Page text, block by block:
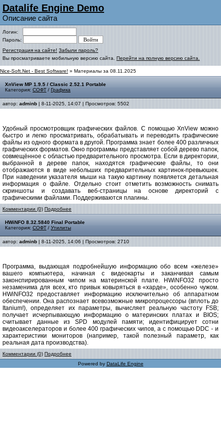
Datalife Engine Demo
Описание сайта
Логин:
Пароль:
Регистрация на сайте! Забыли пароль?
Вы просматриваете мобильную версию сайта. Перейти на полную версию сайта.
Nice-Soft.Net - Best Software! » Материалы за 08.11.2025
XnView MP 1.9.5 / Classic 2.52.1 Portable
Категория: СОФТ / Графика
автор: adminb | 8-11-2025, 14:07 | Просмотров: 5502
Удобный просмотровщик графических файлов. С помощью XnView можно
быстро и легко просматривать, обрабатывать и переводить графические
файлы из одного формата в другой. Программа знает более 400 различных
графических форматов. Окно программы представляет собой дерево папок,
совмещённое с областью предварительного просмотра. Если в директории,
выбранной в дереве папок, находятся графические файлы, то они
отображаются в виде небольших предварительных картинок-превьюшек.
При наведении указателя мыши на такую картинку появляется детальная
информация о файле. Отдельно стоит отметить возможность снимать
скриншоты и создавать веб-страницы на основе директорий с
графическими файлами. Поддерживаются плагины.
Комментарии (0) Подробнее
HWiNFO 8.32.5840 Final Portable
Категория: СОФТ / Утилиты
автор: adminb | 8-11-2025, 14:06 | Просмотров: 2710
Программа, выдающая подробнейшую информацию обо всем «железе»
вашего компьютера, начиная с видеокарты и заканчивая самым
законспирированным чипом на материнской плате. HWiNFO32 просто
незаменима для всех, кто привык ковыряться в «харде», особенно чужом.
HWiNFO32 предоставляет информацию исключительно об аппаратном
обеспечении. Она распознает всевозможные микропроцессоры (вплоть до
Itanium!), определяет их параметры, вычисляет реальную частоту FSB;
получает исчерпывающую информацию о материнских платах и BIOS;
считывает данные из SPD модулей памяти; идентифицирует сотни
видеоакселераторов и более 400 графических чипов, а с помощью DDC - и
характеристики мониторов (например, такой полезный параметр, как
реальная дата производства).
Комментарии (0) Подробнее
Powered by DataLife Engine